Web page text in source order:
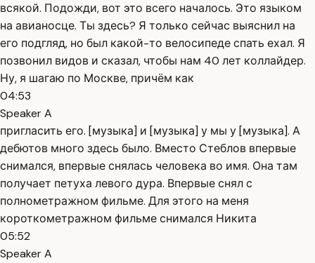
всякой. Подожди, вот это всего началось. Это языком
на авианосце. Ты здесь? Я только сейчас выяснил на
его подгляд, но был какой-то велосипеде спать ехал. Я
позвонил видов и сказал, чтобы нам 40 лет коллайдер.
Ну, я шагаю по Москве, причём как
04:53
Speaker A
пригласить его. [музыка] и [музыка] у мы у [музыка]. А
дебютов много здесь было. Вместо Стеблов впервые
снимался, впервые снялась человека во имя. Она там
получает петуха левого дура. Впервые снял с
полнометражном фильме. Для этого на меня
короткометражном фильме снимался Никита
05:52
Speaker A